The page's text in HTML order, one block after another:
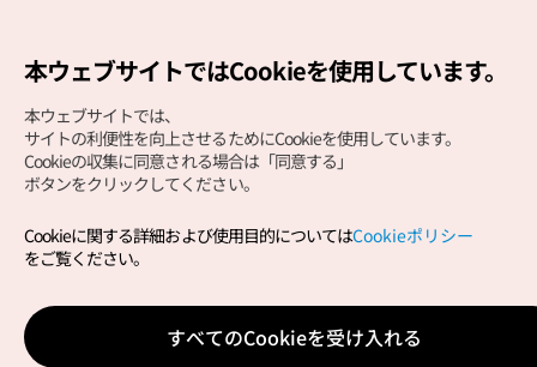
Copyright (c) Korea Tourism Organization All Rights
サイトエラー報告公式メール
japanese@knto.or.kr
本ウェブサイトではCookieを使用しています。
本ウェブサイトでは、
サイトの利便性を向上させるためにCookieを使用しています。
Cookieの収集に同意される場合は「同意する」
ボタンをクリックしてください。
Cookieに関する詳細および使用目的についてはCookieポリシー
をご覧ください。
すべてのCookieを受け入れる